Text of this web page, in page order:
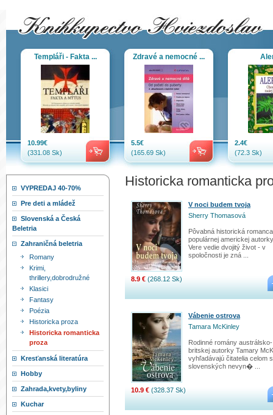
Templáři - Fakta ...
10.99€
(331.08 Sk)
Zdravé a nemocné ...
5.5€
(165.69 Sk)
2.4€
(72.3 Sk)
VYPREDAJ 40-70%
Pre deti a mládež
Slovenská a Česká
Beletria
Zahraničná beletria
Romany
Krimi,
thrillery,dobrodružné
Klasici
Fantasy
Poézia
Historicka proza
Historicka romanticka
proza
Kresťanská literatúra
Hobby
Zahrada,kvety,byliny
Kuchar
Historicka romanticka
V noci budem tvoja
Sherry Thomasová
Pôvabná historická romanca
populárnej americkej
Vere vedie dvojitý život - v
spoločnosti je zná ...
8.9 € (268.12 Sk)
Vábenie ostrova
Tamara McKinley
Rodinné romány austrálsko-
britskej autorky Tamary
vyhľadávajú čitatelia celom
slovenských nevyn� ...
10.9 € (328.37 Sk)